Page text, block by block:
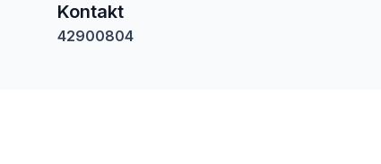
Kontakt
42900804